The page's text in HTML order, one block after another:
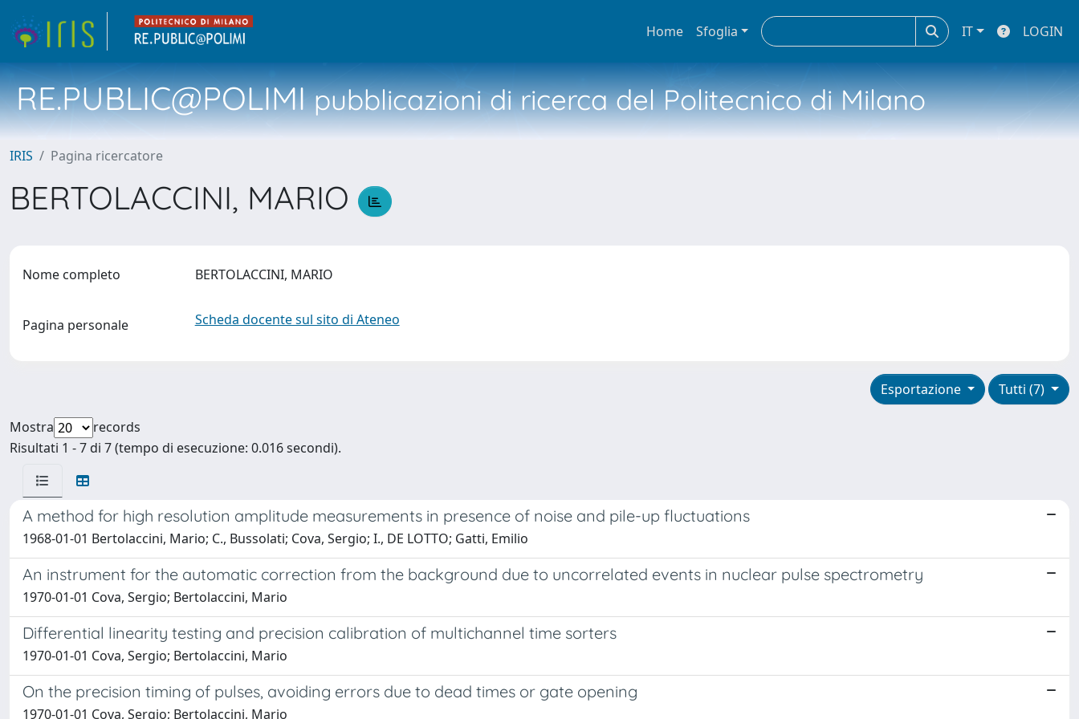
Home Sfoglia IT LOGIN
RE.PUBLIC@POLIMIpubblicazioni di ricerca del Politecnico di Milano
IRIS Pagina ricercatore
BERTOLACCINI, MARIO
Nome completo BERTOLACCINI, MARIO
Pagina personale Scheda docente sul sito di Ateneo
Tutti (7)
Esportazione
Mostra
records
Risultati 1 - 7 di 7 (tempo di esecuzione: 0.016 secondi).
A method for high resolution amplitude measurements in presence of noise and pile-up fluctuations
1968-01-01 Bertolaccini, Mario; C., Bussolati; Cova, Sergio; I., DE LOTTO; Gatti, Emilio
An instrument for the automatic correction from the background due to uncorrelated events in nuclear pulse spectrometry
1970-01-01 Cova, Sergio; Bertolaccini, Mario
Differential linearity testing and precision calibration of multichannel time sorters
1970-01-01 Cova, Sergio; Bertolaccini, Mario
On the precision timing of pulses, avoiding errors due to dead times or gate opening
1970-01-01 Cova, Sergio; Bertolaccini, Mario